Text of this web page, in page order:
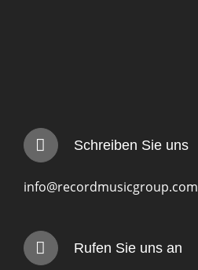
Schreiben Sie uns
info@recordmusicgroup.com
Rufen Sie uns an